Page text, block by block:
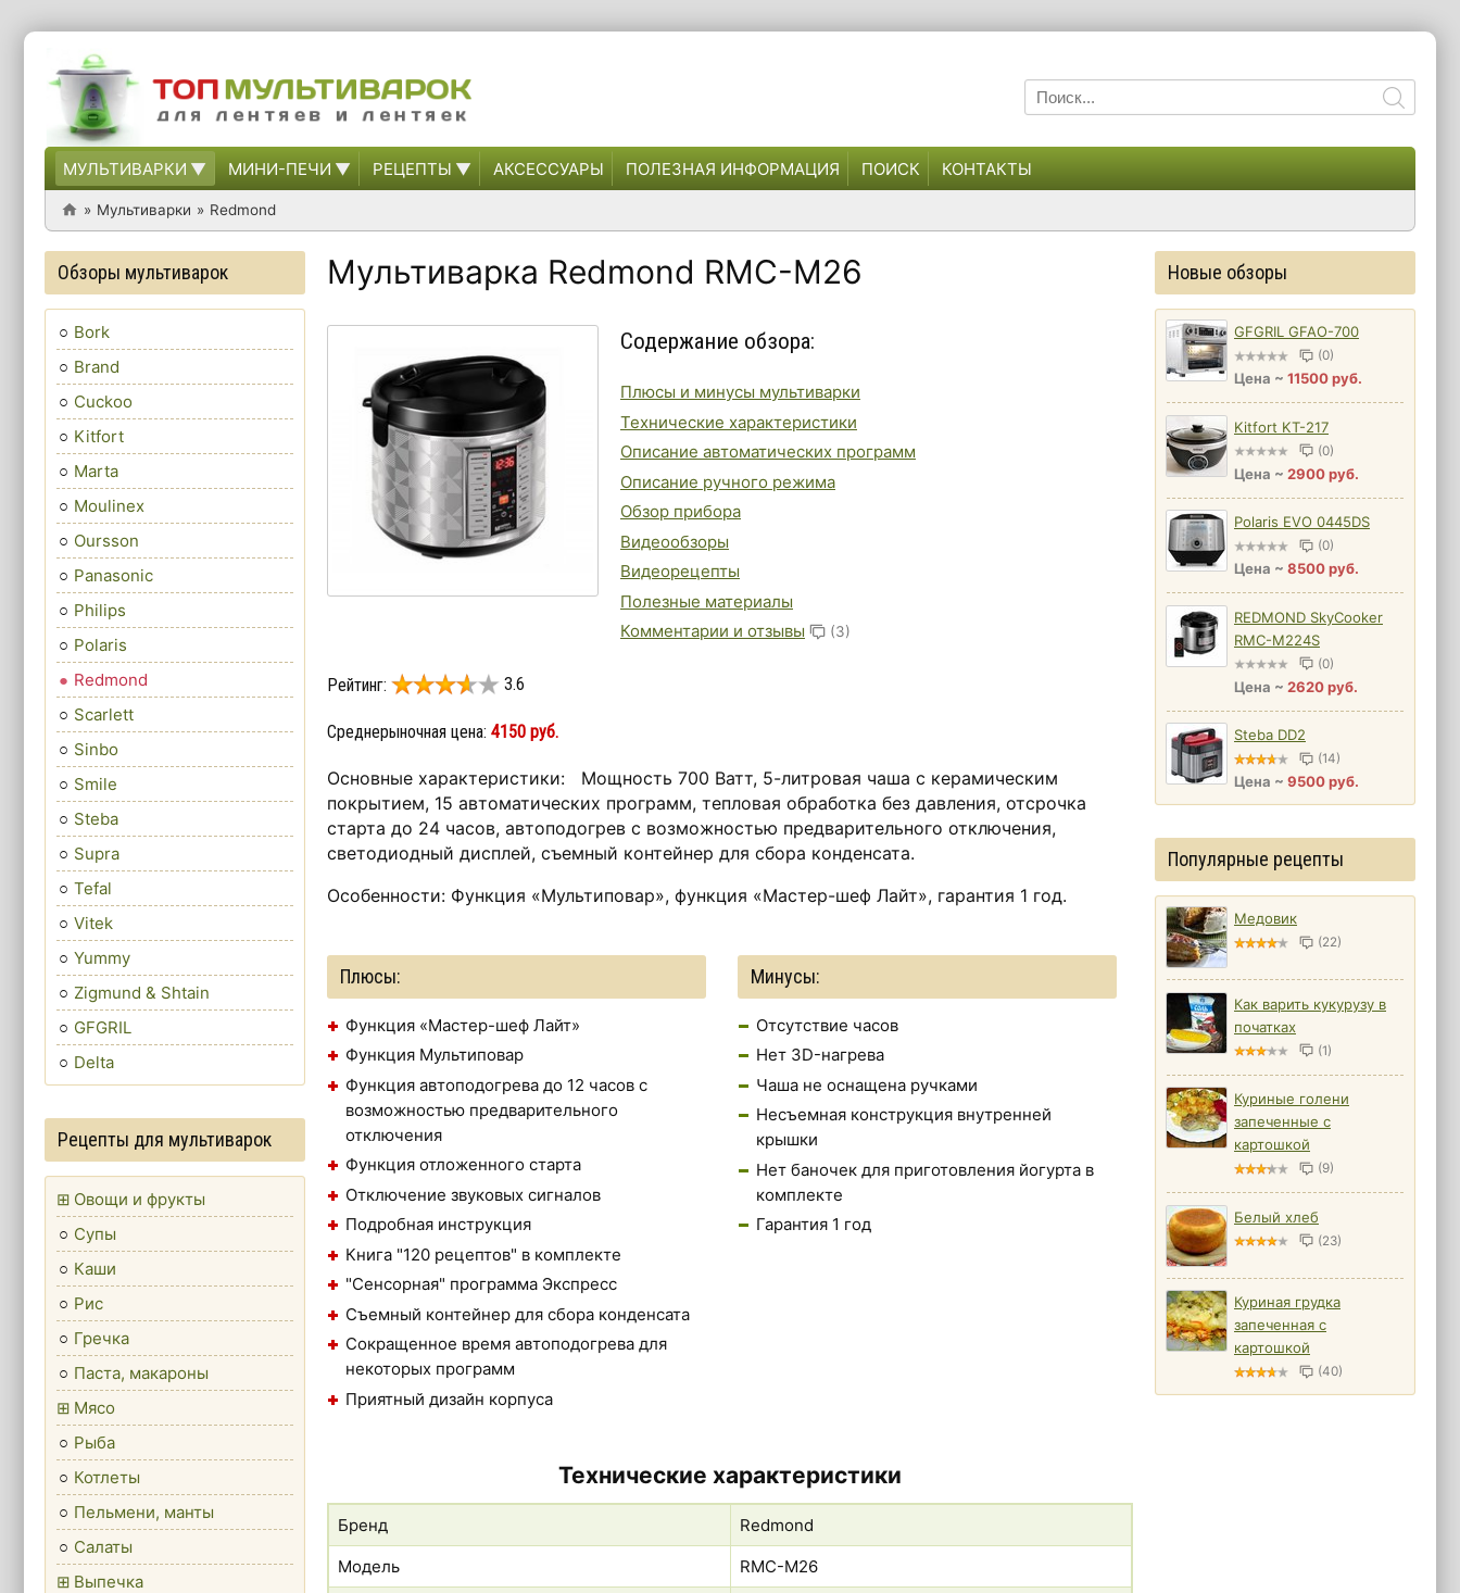
МУЛЬТИВАРКИ МИНИ-ПЕЧИ РЕЦЕПТЫ АКСЕССУАРЫ ПОЛЕЗНАЯ ИНФОРМАЦИЯ ПОИСК КОНТАКТЫ
Мультиварки Redmond
Обзоры мультиварок
Bork
Brand
Cuckoo
Kitfort
Marta
Moulinex
Oursson
Panasonic
Philips
Polaris
Redmond
Scarlett
Sinbo
Smile
Steba
Supra
Tefal
Vitek
Yummy
Zigmund & Shtain
GFGRIL
Delta
Рецепты для мультиварок
Овощи и фрукты
Супы
Каши
Рис
Гречка
Паста, макароны
Мясо
Рыба
Котлеты
Пельмени, манты
Салаты
Выпечка
Мультиварка Redmond RMC-M26
Содержание обзора:
Плюсы и минусы мультиварки
Технические характеристики
Описание автоматических программ
Описание ручного режима
Обзор прибора
Видеообзоры
Видеорецепты
Полезные материалы
Комментарии и отзывы
(3)
Рейтинг: 3.6
Среднерыночная цена: 4150 руб.
Основные характеристики: Мощность 700 Ватт, 5-литровая чаша с керамическим
покрытием, 15 автоматических программ, тепловая обработка без давления, отсрочка
старта до 24 часов, автоподогрев с возможностью предварительного отключения,
светодиодный дисплей, съемный контейнер для сбора конденсата.
Особенности: Функция «Мультиповар», функция «Мастер-шеф Лайт», гарантия 1 год.
Плюсы:
Функция «Мастер-шеф Лайт»
Функция Мультиповар
Функция автоподогрева до 12 часов с
возможностью предварительного
отключения
Функция отложенного старта
Отключение звуковых сигналов
Подробная инструкция
Книга "120 рецептов" в комплекте
"Сенсорная" программа Экспресс
Съемный контейнер для сбора конденсата
Сокращенное время автоподогрева для
некоторых программ
Приятный дизайн корпуса
Минусы:
Отсутствие часов
Нет 3D-нагрева
Чаша не оснащена ручками
Несъемная конструкция внутренней
крышки
Нет баночек для приготовления йогурта в
комплекте
Гарантия 1 год
Технические характеристики
Бренд
Redmond
Модель
RMC-M26
Новые обзоры
GFGRIL GFAO-700
(0)
Цена ~ 11500 руб.
Kitfort KT-217
(0)
Цена ~ 2900 руб.
Polaris EVO 0445DS
(0)
Цена ~ 8500 руб.
REDMOND SkyCooker
RMC-M224S
(0)
Цена ~ 2620 руб.
Steba DD2
(14)
Цена ~ 9500 руб.
Популярные рецепты
Медовик
(22)
Как варить кукурузу в
початках
(1)
Куриные голени
запеченные с
картошкой
(9)
Белый хлеб
(23)
Куриная грудка
запеченная с
картошкой
(40)